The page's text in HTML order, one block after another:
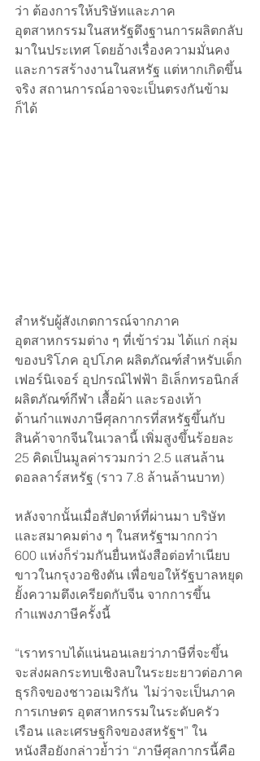
ว่า ต้องการให้บริษัทและภาค
อุตสาหกรรมในสหรัฐดึงฐานการผลิตกลับ
มาในประเทศ โดยอ้างเรื่องความมั่นคง
และการสร้างงานในสหรัฐ แต่หากเกิดขึ้น
จริง สถานการณ์อาจจะเป็นตรงกันข้าม
ก็ได้
สำหรับผู้สังเกตการณ์จากภาค
อุตสาหกรรมต่าง ๆ ที่เข้าร่วม ได้แก่ กลุ่ม
ของบริโภค อุปโภค ผลิตภัณฑ์สำหรับเด็ก
เฟอร์นิเจอร์ อุปกรณ์ไฟฟ้า อิเล็กทรอนิกส์
ผลิตภัณฑ์กีฬา เสื้อผ้า และรองเท้า
ด้านกำแพงภาษีศุลกากรที่สหรัฐขึ้นกับ
สินค้าจากจีนในเวลานี้ เพิ่มสูงขึ้นร้อยละ
25 คิดเป็นมูลค่ารวมกว่า 2.5 แสนล้าน
ดอลลาร์สหรัฐ (ราว 7.8 ล้านล้านบาท)
หลังจากนั้นเมื่อสัปดาห์ที่ผ่านมา บริษัท
และสมาคมต่าง ๆ ในสหรัฐฯมากกว่า
600 แห่งก็ร่วมกันยื่นหนังสือต่อทำเนียบ
ขาวในกรุงวอชิงตัน เพื่อขอให้รัฐบาลหยุด
ยั้งความตึงเครียดกับจีน จากการขึ้น
กำแพงภาษีครั้งนี้
“เราทราบได้แน่นอนเลยว่าภาษีที่จะขึ้น
จะส่งผลกระทบเชิงลบในระยะยาวต่อภาค
ธุรกิจของชาวอเมริกัน  ไม่ว่าจะเป็นภาค
การเกษตร อุตสาหกรรมในระดับครัว
เรือน และเศรษฐกิจของสหรัฐฯ” ใน
หนังสือยังกล่าวย้ำว่า “ภาษีศุลกากรนี้คือ